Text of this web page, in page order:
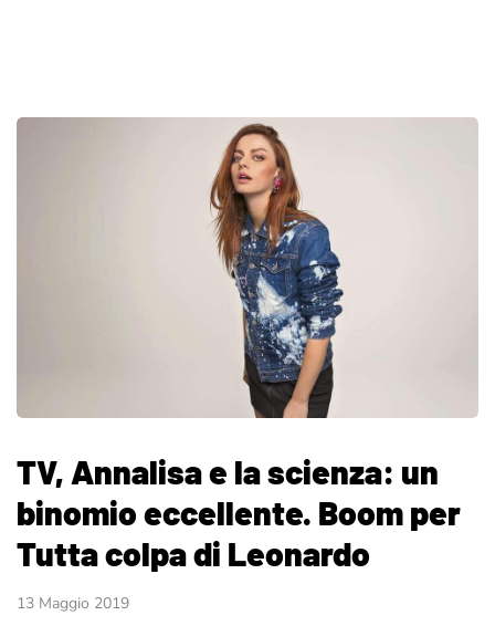
TV, Annalisa e la scienza: un
binomio eccellente. Boom per
Tutta colpa di Leonardo
13 Maggio 2019